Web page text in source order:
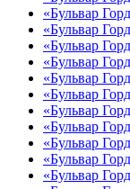
«Бульвар
«Бульвар
«Бульвар
«Бульвар
«Бульвар
«Бульвар
«Бульвар
«Бульвар
«Бульвар
«Бульвар
«Бульвар